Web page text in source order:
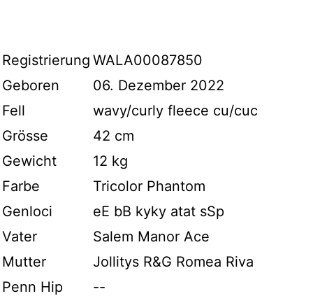
Registrierung WALA00087850
Geboren
06. Dezember 2022
Fell
wavy/curly fleece cu/cuc
Grösse
42 cm
Gewicht
12 kg
Farbe
Tricolor Phantom
Genloci
eE bB kyky atat sSp
Vater
Salem Manor Ace
Mutter
Jollitys R&G Romea Riva
Penn Hip
--